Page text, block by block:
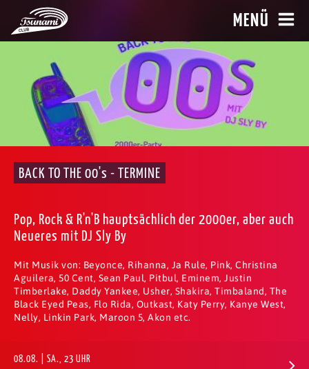
MENÜ
BACK TO THE 00's - TERMINE
Pop, Rock & R'n'B hauptsächlich der 2000er, aber auch
Neueres mit DJ Sly By
Mit Musik von: Beyonce, Rihanna, Ja Rule, Pink, Christina
Aguilera, 50 Cent, Sean Paul, Pitbul, Eminem, Justin
Timberlake, Daddy Yankee, Usher, Shakira, Timbaland, The
Black Eyed Peas, Flo Rida, Outkast, Katy Perry, Kanye West,
Nelly, Linkin Park, Maroon 5, Akon etc.
08.08. | SA., 23 UHR